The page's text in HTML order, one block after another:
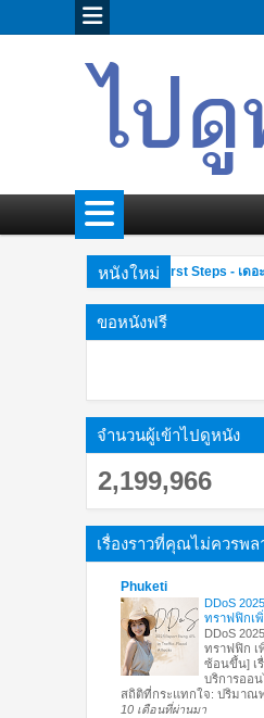
หนังใหม่
The Fantastic Four: First Steps - เดอ
ยอดนักสืบจิ๋วโคนันเดอะมูฟวี่ 26 มฤตยูใ
ขอหนังฟรี
จำนวนผู้เข้าไปดูหนัง
2,199,966
เรื่องราวที่คุณไม่ควรพล
Phuketi
DDoS
ทราฟฟิกเ
DDoS
ทราฟฟิก เ
ซ้อนขึ้น] เ
บริการออ
สถิติที่กระแทกใจ: ปริมาณพุ่
10 เดือนที่ผ่านมา